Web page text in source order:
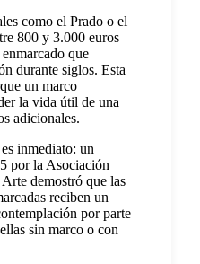
como el Prado o el
800 y 3.000 euros
que
durante siglos. Esta
un marco
la vida útil de una
adicionales.
inmediato: un
por la Asociación
demostró que las
reciben un
por parte
sin marco o con